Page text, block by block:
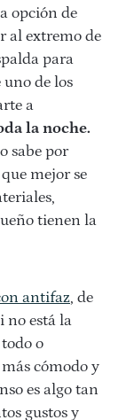
opción de
al extremo de
para
uno de los
a
la noche.
sabe por
mejor se
tienen la
antifaz, de
no está la
o
cómodo y
es algo tan
gustos y